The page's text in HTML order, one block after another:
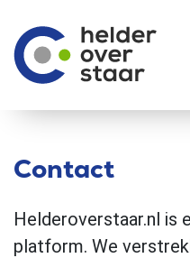
Contact
Helderoverstaar.nl is
platform. We